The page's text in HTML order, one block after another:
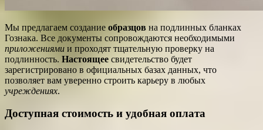
Мы предлагаем создание образцов на подлинных бланках
Гознака. Все документы сопровождаются необходимыми
приложениями и проходят тщательную проверку на
подлинность. Настоящее свидетельство будет
зарегистрировано в официальных базах данных, что
позволяет вам уверенно строить карьеру в любых
учреждениях.
Доступная стоимость и удобная оплата